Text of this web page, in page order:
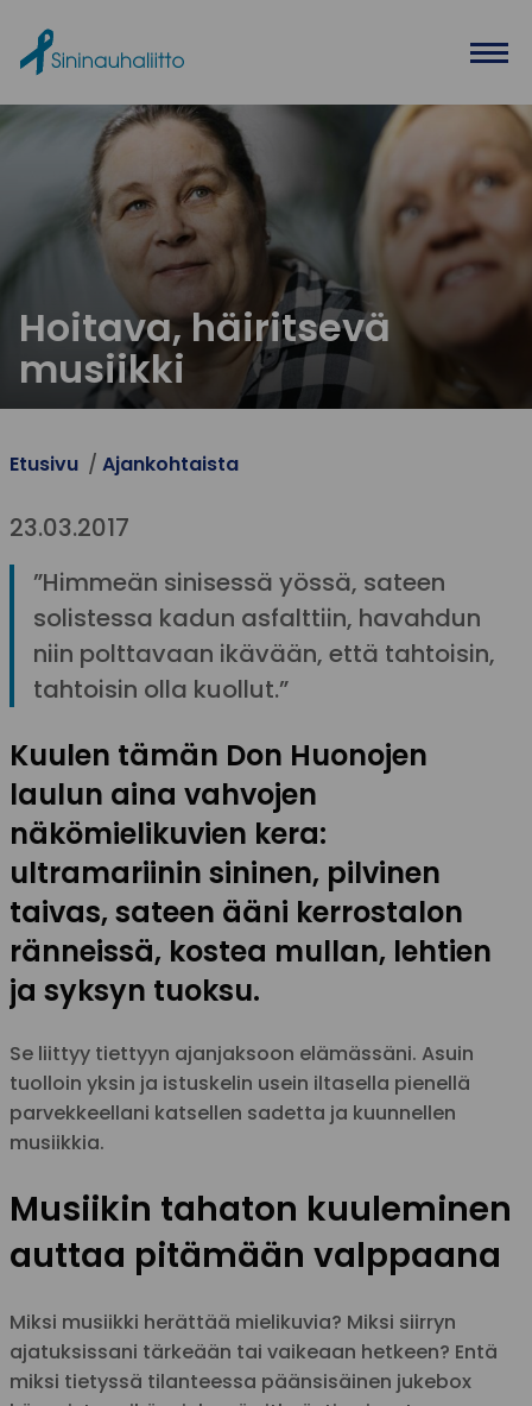
Hoitava, häiritsevä
musiikki
Etusivu Ajankohtaista
23.03.2017
”Himmeän sinisessä yössä, sateen
solistessa kadun asfalttiin, havahdun
niin polttavaan ikävään, että tahtoisin,
tahtoisin olla kuollut.”
Kuulen tämän Don Huonojen
laulun aina vahvojen
näkömielikuvien kera:
ultramariinin sininen, pilvinen
taivas, sateen ääni kerrostalon
ränneissä, kostea mullan, lehtien
ja syksyn tuoksu.
Se liittyy tiettyyn ajanjaksoon elämässäni. Asuin
tuolloin yksin ja istuskelin usein iltasella pienellä
parvekkeellani katsellen sadetta ja kuunnellen
musiikkia.
Musiikin tahaton kuuleminen
auttaa pitämään valppaana
Miksi musiikki herättää mielikuvia? Miksi siirryn
ajatuksissani tärkeään tai vaikeaan hetkeen? Entä
miksi tietyssä tilanteessa päänsisäinen jukebox